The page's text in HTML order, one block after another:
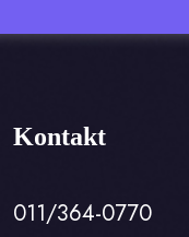
Kontakt
011/364-0770